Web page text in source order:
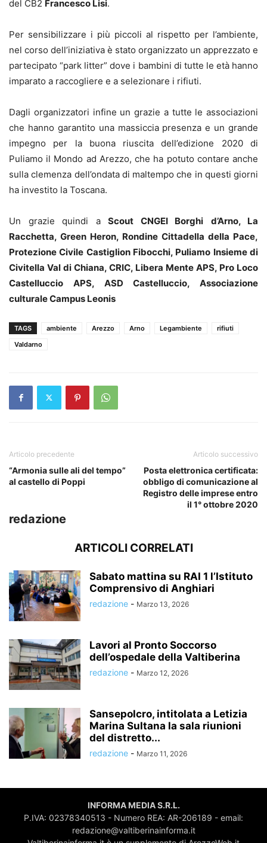
del CB2 Francesco Lisi.
Per sensibilizzare i più piccoli al rispetto per l’ambiente,
nel corso dell’iniziativa è stato organizzato un apprezzato e
partecipato “park litter” dove i bambini di tutte le età hanno
imparato a raccogliere e a selezionare i rifiuti.
Dagli organizzatori infine un grazie a tutte le associazioni
che hanno garantito una massiccia presenza e un grande
impegno per la buona riuscita dell’edizione 2020 di
Puliamo il Mondo ad Arezzo, che ha potuto contare anche
sulla clemenza dell’ondata di maltempo che in questi giorni
ha investito la Toscana.
Un grazie quindi a Scout CNGEI Borghi
d’Arno, La
Racchetta, Green Heron, Rondine Cittadella della Pace,
Protezione Civile Castiglion Fibocchi, Puliamo Insieme di
Civitella Val di Chiana, CRIC, Libera Mente APS, Pro Loco
Castelluccio APS, ASD Castelluccio, Associazione
culturale Campus Leonis
TAGS ambiente Arezzo Arno Legambiente
rifiuti
Valdarno
Articolo precedente
“Armonia sulle ali del tempo”
al castello di Poppi
Articolo successivo
Posta elettronica certificata:
obbligo di comunicazione al
Registro delle imprese entro
il 1° ottobre 2020
redazione
ARTICOLI CORRELATI
Sabato mattina su RAI 1 l’Istituto
Comprensivo di Anghiari
redazione - Marzo 13, 2026
Lavori al Pronto Soccorso
dell’ospedale della Valtiberina
redazione - Marzo 12, 2026
Sansepolcro, intitolata a Letizia
Marina Sultana la sala riunioni
del distretto...
redazione - Marzo 11, 2026
INFORMA MEDIA S.R.L.
P.IVA: 02378340513 - Numero REA: AR-206189 - email:
redazione@valtiberinainforma.it